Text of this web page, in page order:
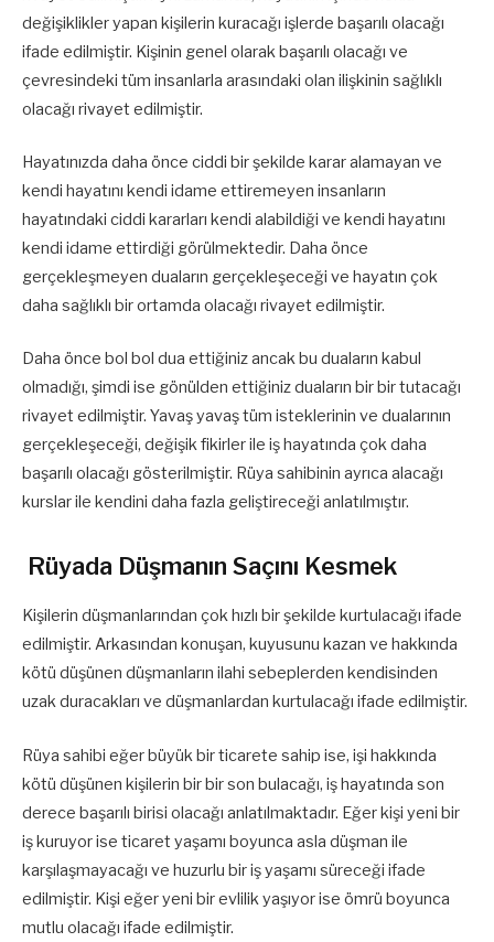
değişiklikler yapan kişilerin kuracağı işlerde başarılı olacağı
ifade edilmiştir. Kişinin genel olarak başarılı olacağı ve
çevresindeki tüm insanlarla arasındaki olan ilişkinin sağlıklı
olacağı rivayet edilmiştir.
Hayatınızda daha önce ciddi bir şekilde karar alamayan ve
kendi hayatını kendi idame ettiremeyen insanların
hayatındaki ciddi kararları kendi alabildiği ve kendi hayatını
kendi idame ettirdiği görülmektedir. Daha önce
gerçekleşmeyen duaların gerçekleşeceği ve hayatın çok
daha sağlıklı bir ortamda olacağı rivayet edilmiştir.
Daha önce bol bol dua ettiğiniz ancak bu duaların kabul
olmadığı, şimdi ise gönülden ettiğiniz duaların bir bir tutacağı
rivayet edilmiştir. Yavaş yavaş tüm isteklerinin ve dualarının
gerçekleşeceği, değişik fikirler ile iş hayatında çok daha
başarılı olacağı gösterilmiştir. Rüya sahibinin ayrıca alacağı
kurslar ile kendini daha fazla geliştireceği anlatılmıştır.
Rüyada Düşmanın Saçını Kesmek
Kişilerin düşmanlarından çok hızlı bir şekilde kurtulacağı ifade
edilmiştir. Arkasından konuşan, kuyusunu kazan ve hakkında
kötü düşünen düşmanların ilahi sebeplerden kendisinden
uzak duracakları ve düşmanlardan kurtulacağı ifade edilmiştir.
Rüya sahibi eğer büyük bir ticarete sahip ise, işi hakkında
kötü düşünen kişilerin bir bir son bulacağı, iş hayatında son
derece başarılı birisi olacağı anlatılmaktadır. Eğer kişi yeni bir
iş kuruyor ise ticaret yaşamı boyunca asla düşman ile
karşılaşmayacağı ve huzurlu bir iş yaşamı süreceği ifade
edilmiştir. Kişi eğer yeni bir evlilik yaşıyor ise ömrü boyunca
mutlu olacağı ifade edilmiştir.